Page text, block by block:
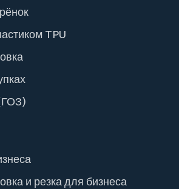
TPU
и резка для бизнеса